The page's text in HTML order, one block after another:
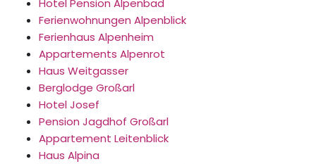
Hotel Pension Alpenbad
Ferienwohnungen Alpenblick
Ferienhaus Alpenheim
Appartements Alpenrot
Haus Weitgasser
Berglodge Großarl
Hotel Josef
Pension Jagdhof Großarl
Appartement Leitenblick
Haus Alpina